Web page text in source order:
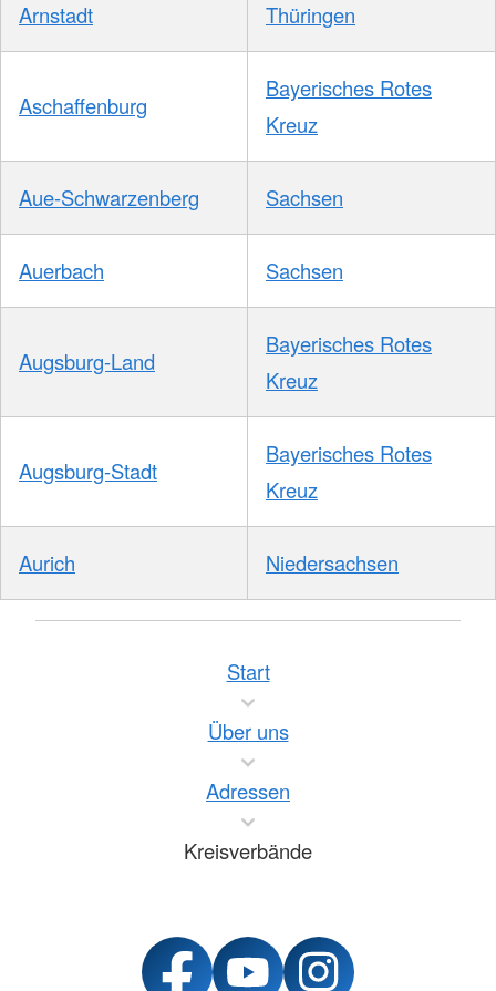
Arnstadt Thüringen
Aschaffenburg
Bayerisches Rotes
Kreuz
Aue-Schwarzenberg Sachsen
Auerbach Sachsen
Augsburg-Land
Bayerisches Rotes
Kreuz
Augsburg-Stadt
Bayerisches Rotes
Kreuz
Aurich Niedersachsen
Start
Über uns
Adressen
Kreisverbände